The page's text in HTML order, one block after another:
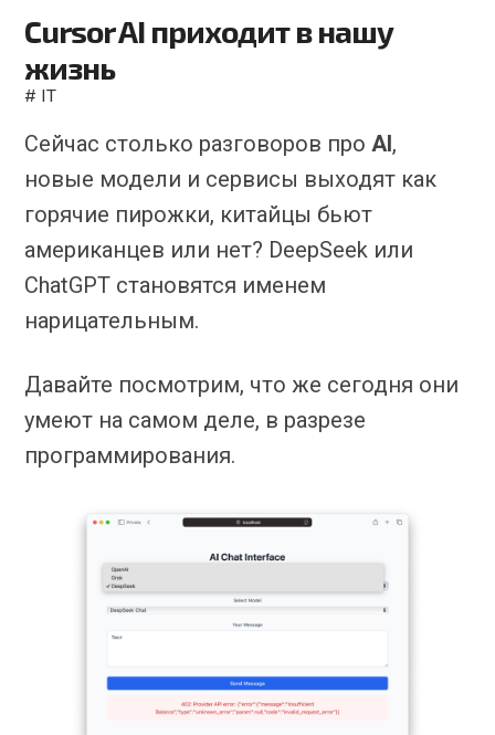
Cursor AI приходит в нашу
жизнь
# IT
Сейчас столько разговоров про AI,
новые модели и сервисы выходят как
горячие пирожки, китайцы бьют
американцев или нет? DeepSeek или
ChatGPT становятся именем
нарицательным.
Давайте посмотрим, что же сегодня они
умеют на самом деле, в разрезе
программирования.